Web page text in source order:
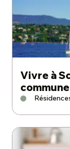
Vivre à